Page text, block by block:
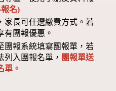
名)
家長可任選繳費方式。若
有團報優惠。
團報系統填寫團報單，若
列入團報名單， 團報單送
單。